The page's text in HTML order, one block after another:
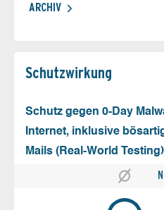
ARCHIV
Schutz­wirkung
Schutz gegen 0-Day
Internet, inklusive
Mails (Real-World Testing)